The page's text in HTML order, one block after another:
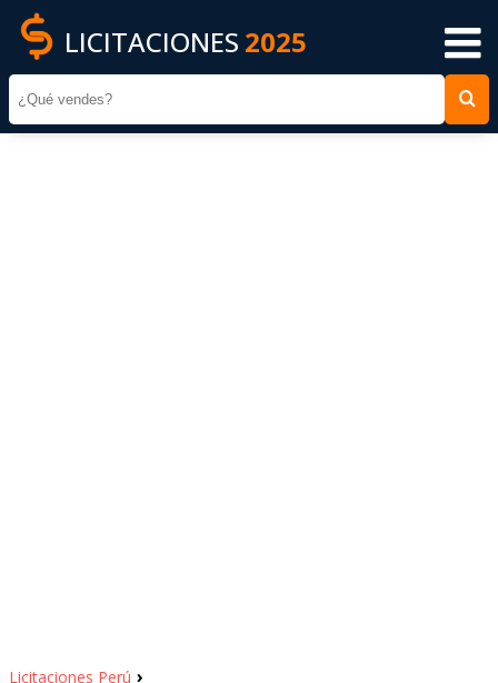
LICITACIONES 2025
Licitaciones Perú ›